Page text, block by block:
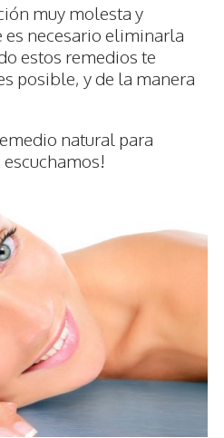
muy molesta y
necesario eliminarla
estos remedios te
posible, y de la manera
natural para
escuchamos!